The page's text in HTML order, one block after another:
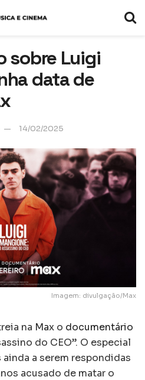
sobre Luigi
data de
14/02/2025
Imagem: divulgação/Max
na Max o documentário
do CEO”. O especial
a serem respondidas
acusado de matar o